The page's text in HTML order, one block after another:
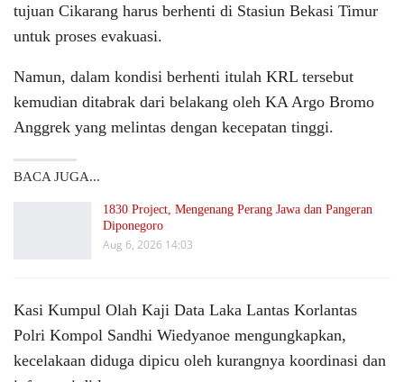
tujuan Cikarang harus berhenti di Stasiun Bekasi Timur
untuk proses evakuasi.
Namun, dalam kondisi berhenti itulah KRL tersebut
kemudian ditabrak dari belakang oleh KA Argo Bromo
Anggrek yang melintas dengan kecepatan tinggi.
BACA JUGA...
1830 Project, Mengenang Perang Jawa dan Pangeran
Diponegoro
Aug 6, 2026 14:03
Kasi Kumpul Olah Kaji Data Laka Lantas Korlantas
Polri Kompol Sandhi Wiedyanoe mengungkapkan,
kecelakaan diduga dipicu oleh kurangnya koordinasi dan